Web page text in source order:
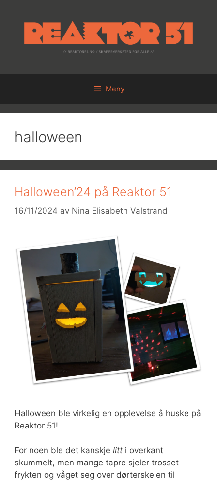
Meny
halloween
Halloween’24 på Reaktor 51
16/11/2024 av Nina Elisabeth Valstrand
Halloween ble virkelig en opplevelse å huske på
Reaktor 51!
For noen ble det kanskje litt i overkant
skummelt, men mange tapre sjeler trosset
frykten og våget seg over dørterskelen til